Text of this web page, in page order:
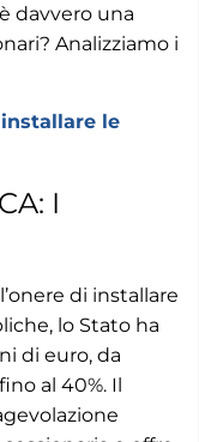
davvero una
Analizziamo i
le
I
di installare
lo Stato ha
di euro, da
al 40%. Il